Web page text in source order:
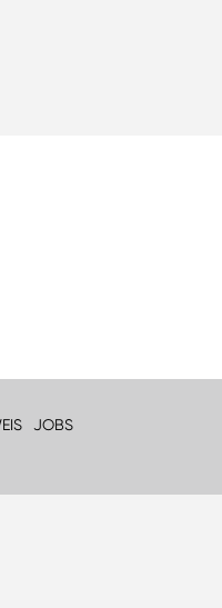
JOBS